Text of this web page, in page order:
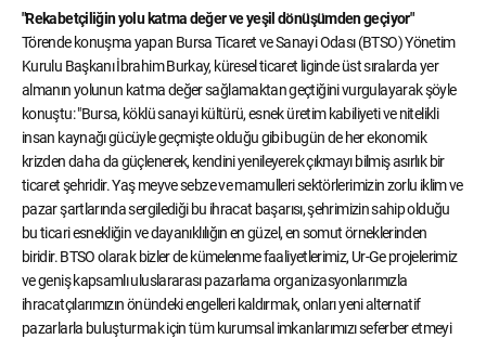
"Rekabetçiliğin yolu katma değer ve yeşil dönüşümden geçiyor"
Törende konuşma yapan Bursa Ticaret ve Sanayi Odası (BTSO) Yönetim
Kurulu Başkanı İbrahim Burkay, küresel ticaret liginde üst sıralarda yer
almanın yolunun katma değer sağlamaktan geçtiğini vurgulayarak şöyle
konuştu: "Bursa, köklü sanayi kültürü, esnek üretim kabiliyeti ve nitelikli
insan kaynağı gücüyle geçmişte olduğu gibi bugün de her ekonomik
krizden daha da güçlenerek, kendini yenileyerek çıkmayı bilmiş asırlık bir
ticaret şehridir. Yaş meyve sebze ve mamulleri sektörlerimizin zorlu iklim ve
pazar şartlarında sergilediği bu ihracat başarısı, şehrimizin sahip olduğu
bu ticari esnekliğin ve dayanıklılığın en güzel, en somut örneklerinden
biridir. BTSO olarak bizler de kümelenme faaliyetlerimiz, Ur-Ge projelerimiz
ve geniş kapsamlı uluslararası pazarlama organizasyonlarımızla
ihracatçılarımızın önündeki engelleri kaldırmak, onları yeni alternatif
pazarlarla buluşturmak için tüm kurumsal imkanlarımızı seferber etmeyi